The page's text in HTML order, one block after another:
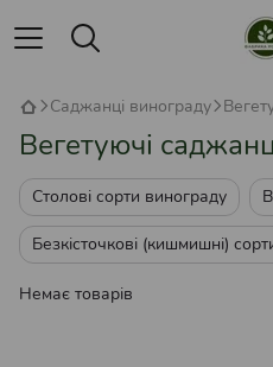
Саджанці винограду
Вегетуючі
Столові сорти винограду
Безкісточкові (кишмишні)
Немає товарів